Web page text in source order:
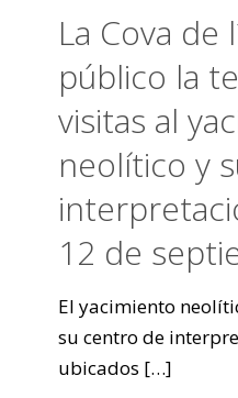
La Cova de
público la
visitas al
neolítico y
12 de
El yacimiento
su centro de
ubicados […]